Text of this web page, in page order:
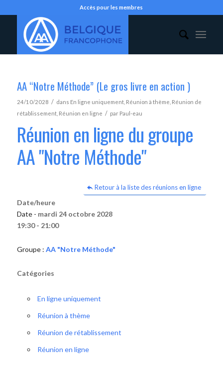
Accès pour les membres
AA “Notre Méthode” (Le gros livre en action )
24/10/2028 / dans En ligne uniquement, Réunion à thème Réunion de
rétablissement, Réunion en ligne / par Paul-eau
Réunion en ligne du groupe
AA "Notre Méthode"
Retour à la liste des réunions en ligne
Date/heure
Date - mardi 24 octobre 2028
19:30 - 21:00
Groupe : AA "Notre Méthode"
Catégories
En ligne uniquement
Réunion à thème
Réunion de rétablissement
Réunion en ligne